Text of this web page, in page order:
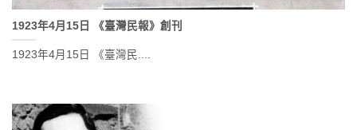
1923年4月15日 《臺灣民報》創刊
1923年4月15日 《臺灣民....